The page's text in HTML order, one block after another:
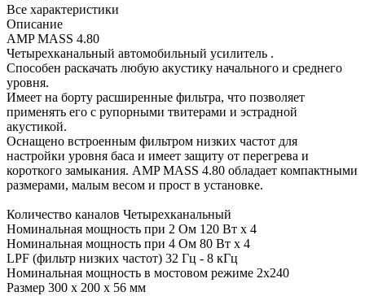
Все характеристики
Описание
AMP MASS 4.80
Четырехканальный автомобильный усилитель .
Способен раскачать любую акустику начального и среднего
уровня.
Имеет на борту расширенные фильтра, что позволяет
применять его с рупорными твитерами и эстрадной
акустикой.
Оснащено встроенным фильтром низких частот для
настройки уровня баса и имеет защиту от перегрева и
короткого замыкания. AMP MASS 4.80 обладает компактными
размерами, малым весом и прост в установке.
Количество каналов Четырехканальный
Номинальная мощность при 2 Ом 120 Вт x 4
Номинальная мощность при 4 Ом 80 Вт x 4
LPF (фильтр низких частот) 32 Гц - 8 кГц
Номинальная мощность в мостовом режиме 2х240
Размер 300 x 200 x 56 мм